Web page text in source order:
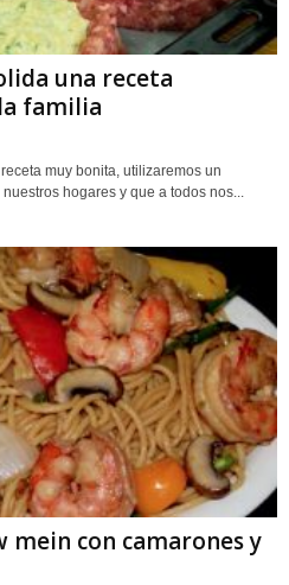
una receta
familia
muy bonita, utilizaremos un
hogares y que a todos nos...
mein con camarones y